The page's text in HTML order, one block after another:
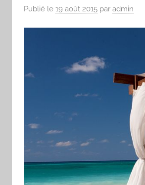
Publié le 19 août 2015 par admin